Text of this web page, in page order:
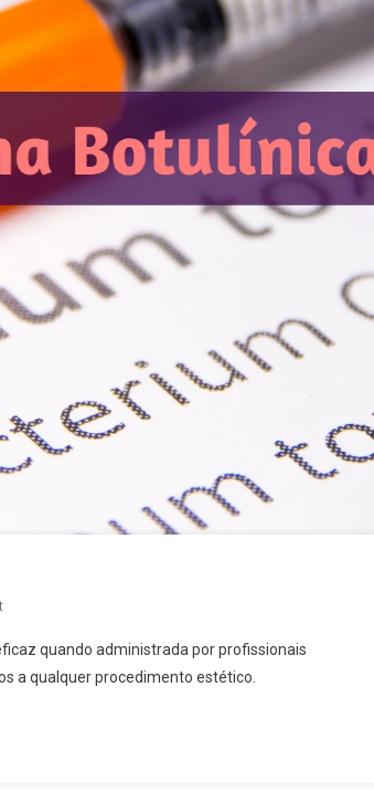
quando administrada por profissionais
a qualquer procedimento estético.